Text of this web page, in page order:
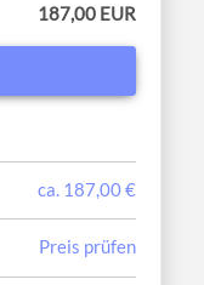
187,00 EUR
ca. 187,00 €
Preis prüfen